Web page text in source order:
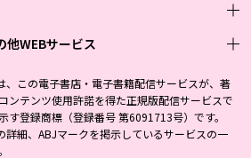
クス
ン
ン・新書
る よみタイ yomitai
ノンフィクション
イズ
他WEBサービス
HERITAGE
、この電子書店・電子書籍配信サービスが、著
ンテンツ使用許諾を得た正規版配信サービスで
す登録商標（登録番号 第6091713号）です。
詳細、ABJマークを掲示しているサービスの一